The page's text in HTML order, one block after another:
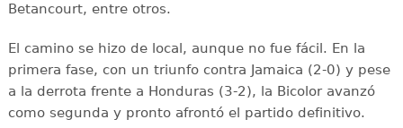
Betancourt, entre otros.
El camino se hizo de local, aunque no fue fácil. En la
primera fase, con un triunfo contra Jamaica (2-0) y pese
a la derrota frente a Honduras (3-2), la Bicolor avanzó
como segunda y pronto afrontó el partido definitivo.